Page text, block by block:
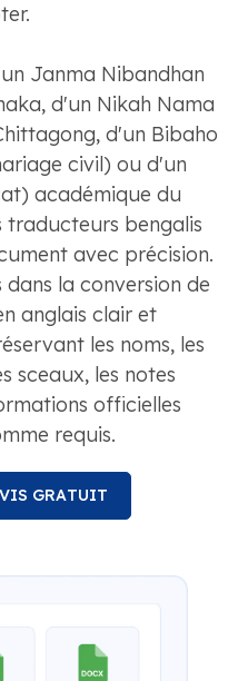
Janma Nibandhan
d'un Nikah Nama
d'un Bibaho
civil) ou d'un
académique du
traducteurs bengalis
avec précision.
dans la conversion de
anglais clair et
les noms, les
sceaux, les notes
officielles
requis.
GRATUIT